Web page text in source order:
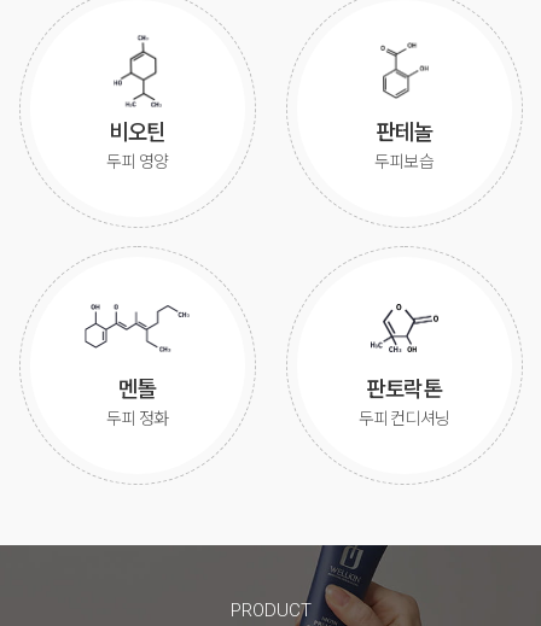
비오틴
두피 영양
판테놀
두피보습
멘톨
두피 정화
판토락톤
두피 컨디셔닝
PRODUCT